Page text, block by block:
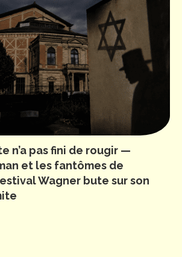
n’a pas fini de rougir —
et les fantômes de
Wagner bute sur son